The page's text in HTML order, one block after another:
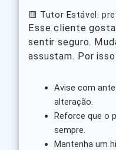
🟨 Tutor Estável:
Esse cliente
sentir seguro.
assustam. Por isso:
Avise com
alteração.
Reforce que o
sempre.
Mantenha um